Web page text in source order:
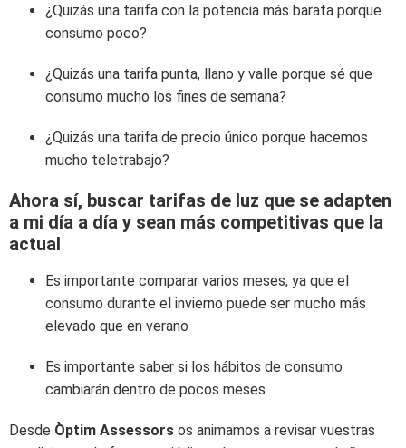
¿Quizás una tarifa con la potencia más barata porque
consumo poco?
¿Quizás una tarifa punta, llano y valle porque sé que
consumo mucho los fines de semana?
¿Quizás una tarifa de precio único porque hacemos
mucho teletrabajo?
Ahora sí, buscar tarifas de luz que se adapten
a mi día a día y sean más competitivas que la
actual
Es importante comparar varios meses, ya que el
consumo durante el invierno puede ser mucho más
elevado que en verano
Es importante saber si los hábitos de consumo
cambiarán dentro de pocos meses
Desde Òptim Assessors os animamos a revisar vuestras